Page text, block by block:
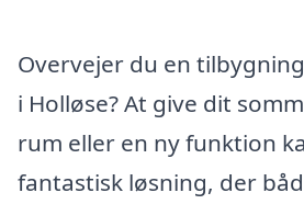
Overvejer du en
i Holløse? At give dit
rum eller en ny funktion
fantastisk løsning, der